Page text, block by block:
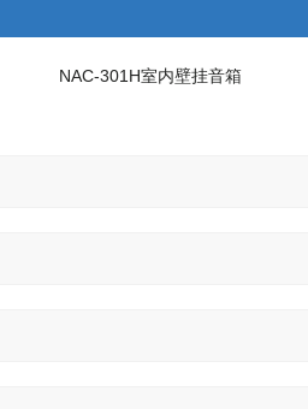
NAC-301H室内壁挂音箱